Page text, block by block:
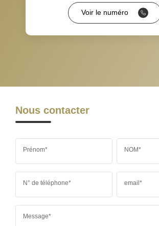
RESTAURANTS ET CAFÉS COMMERCES
Voir le numéro
Nous contacter
Prénom* NOM*
N° de téléphone* email*
Message*